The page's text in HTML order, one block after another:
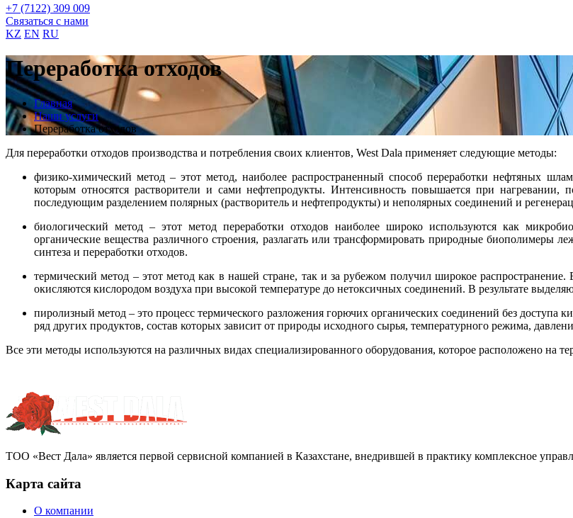
+7 (7122) 309 009
Связаться с нами
KZ EN RU
Переработка отходов
Главная
Наши услуги
Переработка отходов
Для переработки отходов производства и потребления своих клиентов, West Dala применяет следующие методы:
физико-химический метод – этот метод, наиболее распространенный способ переработки нефтяных
которым относятся растворители и сами нефтепродукты. Интенсивность повышается при
последующим разделением полярных (растворитель и нефтепродукты) и неполярных соединений и
биологический метод – этот метод переработки отходов наиболее широко используются как
органические вещества различного строения, разлагать или трансформировать природные биополимеры
синтеза и переработки отходов.
термический метод – этот метод как в нашей стране, так и за рубежом получил широкое
окисляются кислородом воздуха при высокой температуре до нетоксичных соединений. В результате
пиролизный метод – это процесс термического разложения горючих органических соединений без доступа
ряд других продуктов, состав которых зависит от природы исходного сырья, температурного режима,
Все эти методы используются на различных видах специализированного оборудования, которое расположено на
ТОО «Вест Дала» является первой сервисной компанией в Казахстане, внедрившей в практику комплексное
Карта сайта
О компании